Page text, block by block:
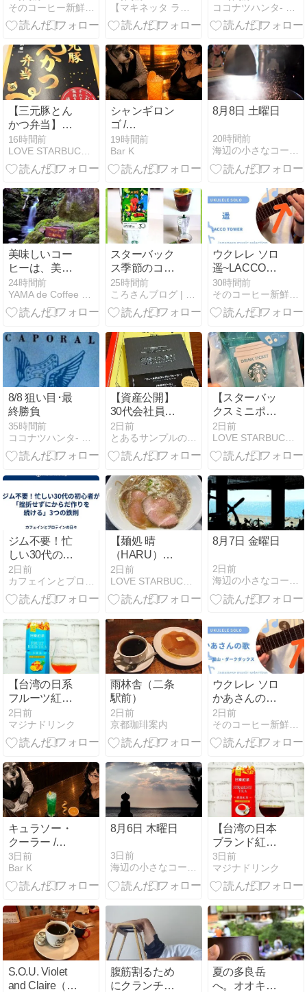
抽出が遅い時
の「粉噛み」
【三元豚とん
かつ弁当】東
京駅
16時間前
LOVE STARBUCKS COFFEE
シャンギロン
ゴ /
Changuirongo
19時間前
Bar K
8月8日 土曜日
20時間前
美味しいコー
ヒーは、美味
しい水から。
多良山系・水
神池のこと。
24時間前
スターバック
ス季節のコー
ヒー | スマト
ラ マサ デパン
| 2026
25時間前
ウクレレ ソロ
遥~LACCO
TOWER~
30時間前
8/8 狙い目･最
終勝負
35時間前
【資産公開】
30代会社員の
総資産・ポー
トフォリオ公
開｜2026年7
績
2日前
とあるサンプルの人生航海ブログ
【スターバッ
クスミニポー
チギフトサマ
ー(ドリンクチ
ケット付)】
2026
2日前
LOVE STARBUCKS COFFEE
ジム不要！忙
しい30代の初
心者が「挫折
せずにからだ
作りを続け
則
2日前
【麺処 晴
（HARU）】
入谷駅
2日前
LOVE STARBUCKS COFFEE
8月7日 金曜日
2日前
海辺の小さなコーヒー屋
【台湾の日系
フルーツ紅
茶】「日東紅
茶 水果茶」を
買って飲んで
2日前
マジナドリンク
雨林舎（二条
駅前）
2日前
京都珈琲案内
ウクレレ ソロ
かあさんの歌
~ペギー葉
山・ダークダ
ックス~
2日前
キュラソー・
クーラー /
Curaçao
Cooler
3日前
Bar K
8月6日 木曜日
3日前
海辺の小さなコーヒー屋
【台湾の日本
ブランド紅
茶】「日東紅
茶 經典紅茶」
を買って飲ん
3日前
マジナドリンク
S.O.U. Violet
and Claire（出
腹筋割るため
にクランチを
夏の多良岳
へ。オオキツ